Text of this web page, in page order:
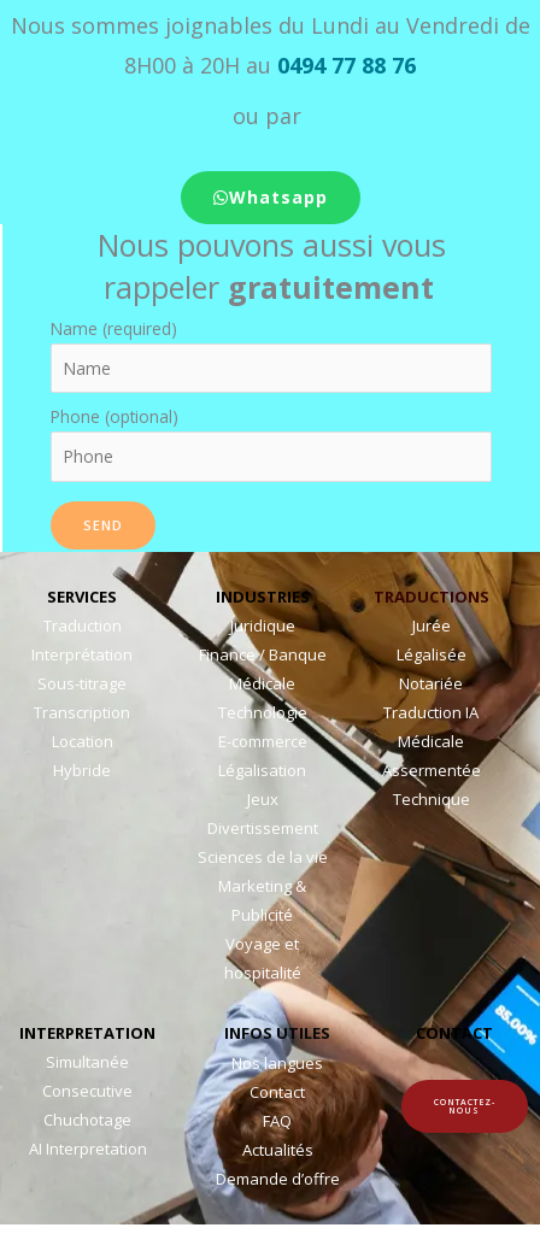
Nous sommes joignables du Lundi au Vendredi de
8H00 à 20H au 0494 77 88 76
ou par
Whatsapp
Nous pouvons aussi vous
rappeler gratuitement
Name (required)
Phone (optional)
SERVICES
Traduction
Interprétation
Sous-titrage
Transcription
Location
Hybride
INDUSTRIES
Juridique
Finance / Banque
Médicale
Technologie
E-commerce
Légalisation
Jeux
Divertissement
Sciences de la vie
Marketing &
Publicité
Voyage et
hospitalité
TRADUCTIONS
Jurée
Légalisée
Notariée
Traduction IA
Médicale
Assermentée
Technique
INTERPRETATION
Simultanée
Consecutive
Chuchotage
AI Interpretation
INFOS UTILES
Nos langues
Contact
FAQ
Actualités
Demande d’offre
CONTACT
CONTACTEZ-
NOUS